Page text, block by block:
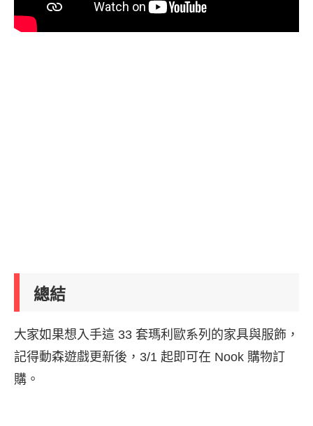
總結
大家如果想入手這 33 套瑪利歐系列的家具與服飾，
記得動森遊戲更新後，3/1 起即可在 Nook 購物訂
購。